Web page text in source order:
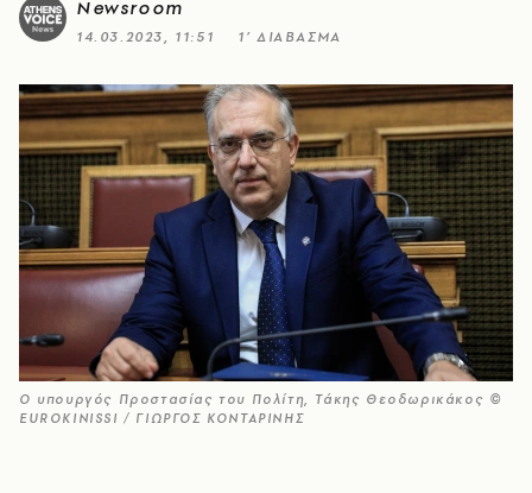
Newsroom
14.03.2023, 11:51 1’ ΔΙΑΒΑΣΜΑ
Ο υπουργός Προστασίας του Πολίτη, Τάκης Θεοδωρικάκος ©
EUROKINISSI / ΓΙΩΡΓΟΣ ΚΟΝΤΑΡΙΝΗΣ